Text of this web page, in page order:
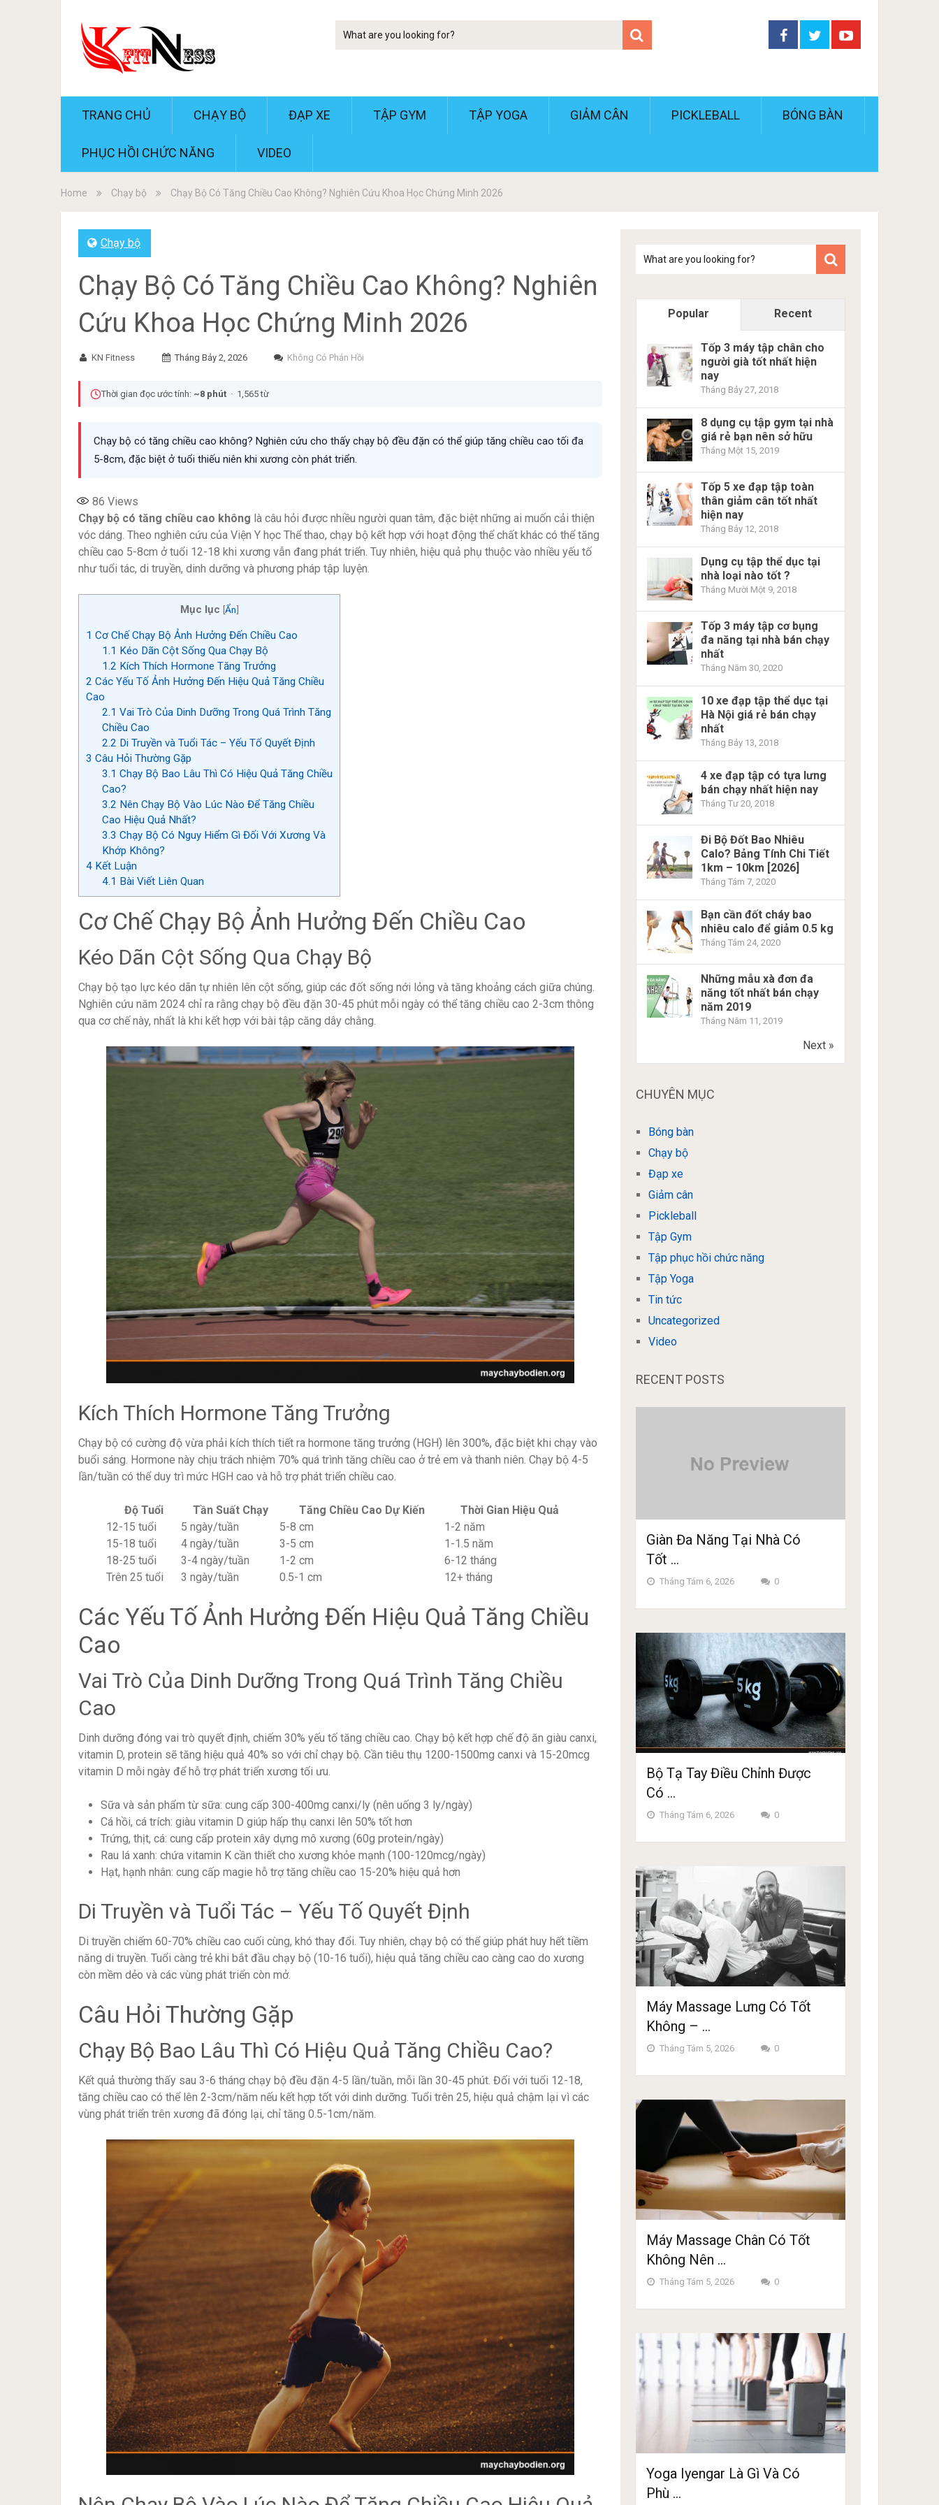
Tim
TRANG CHỦ CHẠY BỘ ĐẠP XE TẬP GYM TẬP YOGA GIẢM CÂN PICKLEBALL BÓNG BÀN
PHỤC HỒI CHỨC NĂNG VIDEO
Home Chạy bộ Chạy Bộ Có Tăng Chiều Cao Không? Nghiên Cứu Khoa Học Chứng Minh 2026
Chạy bộ
Chạy Bộ Có Tăng Chiều Cao Không? Nghiên
Cứu Khoa Học Chứng Minh 2026
KN Fitness Tháng Bảy 2, 2026 Không Có Phản Hồi
Thời gian đọc ước tính: ~8 phút · 1,565 từ
Chạy bộ có tăng chiều cao không? Nghiên cứu cho thấy chạy bộ đều đặn có thể giúp tăng chiều cao tối đa
5-8cm, đặc biệt ở tuổi thiếu niên khi xương còn phát triển.
86 Views
Chạy bộ có tăng chiều cao không là câu hỏi được nhiều người quan tâm, đặc biệt những ai muốn cải thiện
vóc dáng. Theo nghiên cứu của Viện Y học Thể thao, chạy bộ kết hợp với hoạt động thể chất khác có thể tăng
chiều cao 5-8cm ở tuổi 12-18 khi xương vẫn đang phát triển. Tuy nhiên, hiệu quả phụ thuộc vào nhiều yếu tố
như tuổi tác, di truyền, dinh dưỡng và phương pháp tập luyện.
Mục lục [Ẩn]
1 Cơ Chế Chạy Bộ Ảnh Hưởng Đến Chiều Cao
1.1 Kéo Dãn Cột Sống Qua Chạy Bộ
1.2 Kích Thích Hormone Tăng Trưởng
2 Các Yếu Tố Ảnh Hưởng Đến Hiệu Quả Tăng Chiều
Cao
2.1 Vai Trò Của Dinh Dưỡng Trong Quá Trình Tăng
Chiều Cao
2.2 Di Truyền và Tuổi Tác – Yếu Tố Quyết Định
3 Câu Hỏi Thường Gặp
3.1 Chạy Bộ Bao Lâu Thì Có Hiệu Quả Tăng Chiều
Cao?
3.2 Nên Chạy Bộ Vào Lúc Nào Để Tăng Chiều
Cao Hiệu Quả Nhất?
3.3 Chạy Bộ Có Nguy Hiểm Gì Đối Với Xương Và
Khớp Không?
4 Kết Luận
4.1 Bài Viết Liên Quan
Cơ Chế Chạy Bộ Ảnh Hưởng Đến Chiều Cao
Kéo Dãn Cột Sống Qua Chạy Bộ
Chạy bộ tạo lực kéo dãn tự nhiên lên cột sống, giúp các đốt sống nới lỏng và tăng khoảng cách giữa chúng.
Nghiên cứu năm 2024 chỉ ra rằng chạy bộ đều đặn 30-45 phút mỗi ngày có thể tăng chiều cao 2-3cm thông
qua cơ chế này, nhất là khi kết hợp với bài tập căng dây chằng.
Kích Thích Hormone Tăng Trưởng
Chạy bộ có cường độ vừa phải kích thích tiết ra hormone tăng trưởng (HGH) lên 300%, đặc biệt khi chạy vào
buổi sáng. Hormone này chịu trách nhiệm 70% quá trình tăng chiều cao ở trẻ em và thanh niên. Chạy bộ 4-5
lần/tuần có thể duy trì mức HGH cao và hỗ trợ phát triển chiều cao.
Độ Tuổi Tần Suất Chạy Tăng Chiều Cao Dự Kiến
Thời Gian Hiệu Quả
12-15 tuổi
5 ngày/tuần 5-8 cm
1-2 năm
15-18 tuổi
4 ngày/tuần 3-5 cm
1-1.5 năm
18-25 tuổi
3-4 ngày/tuần 1-2 cm
6-12 tháng
Trên 25 tuổi
3 ngày/tuần 0.5-1 cm 12+ tháng
Các Yếu Tố Ảnh Hưởng Đến Hiệu Quả Tăng Chiều
Cao
Vai Trò Của Dinh Dưỡng Trong Quá Trình Tăng Chiều
Cao
Dinh dưỡng đóng vai trò quyết định, chiếm 30% yếu tố tăng chiều cao. Chạy bộ kết hợp chế độ ăn giàu canxi,
vitamin D, protein sẽ tăng hiệu quả 40% so với chỉ chạy bộ. Cần tiêu thụ 1200-1500mg canxi và 15-20mcg
vitamin D mỗi ngày để hỗ trợ phát triển xương tối ưu.
Sữa và sản phẩm từ sữa: cung cấp 300-400mg canxi/ly (nên uống 3 ly/ngày)
Cá hồi, cá trích: giàu vitamin D giúp hấp thụ canxi lên 50% tốt hơn
Trứng, thịt, cá: cung cấp protein xây dựng mô xương (60g protein/ngày)
Rau lá xanh: chứa vitamin K cần thiết cho xương khỏe mạnh (100-120mcg/ngày)
Hạt, hạnh nhân: cung cấp magie hỗ trợ tăng chiều cao 15-20% hiệu quả hơn
Di Truyền và Tuổi Tác – Yếu Tố Quyết Định
Di truyền chiếm 60-70% chiều cao cuối cùng, khó thay đổi. Tuy nhiên, chạy bộ có thể giúp phát huy hết tiềm
năng di truyền. Tuổi càng trẻ khi bắt đầu chạy bộ (10-16 tuổi), hiệu quả tăng chiều cao càng cao do xương
còn mềm dẻo và các vùng phát triển còn mở.
Câu Hỏi Thường Gặp
Chạy Bộ Bao Lâu Thì Có Hiệu Quả Tăng Chiều Cao?
Kết quả thường thấy sau 3-6 tháng chạy bộ đều đặn 4-5 lần/tuần, mỗi lần 30-45 phút. Đối với tuổi 12-18,
tăng chiều cao có thể lên 2-3cm/năm nếu kết hợp tốt với dinh dưỡng. Tuổi trên 25, hiệu quả chậm lại vì các
vùng phát triển trên xương đã đóng lại, chỉ tăng 0.5-1cm/năm.
kiem
Popular Recent
Tốp 3 máy tập chân cho
người già tốt nhất hiện
nay
Tháng Bảy 27, 2018
8 dụng cụ tập gym tại nhà
giá rẻ bạn nên sở hữu
Tháng Một 15, 2019
Tốp 5 xe đạp tập toàn
thân giảm cân tốt nhất
hiện nay
Tháng Bảy 12, 2018
Dụng cụ tập thể dục tại
nhà loại nào tốt ?
Tháng Mười Một 9, 2018
Tốp 3 máy tập cơ bụng
đa năng tại nhà bán chạy
nhất
Tháng Năm 30, 2020
10 xe đạp tập thể dục tại
Hà Nội giá rẻ bán chạy
nhất
Tháng Bảy 13, 2018
4 xe đạp tập có tựa lưng
bán chạy nhất hiện nay
Tháng Tư 20, 2018
Đi Bộ Đốt Bao Nhiêu
Calo? Bảng Tính Chi Tiết
1km – 10km [2026]
Tháng Tám 7, 2020
Bạn cần đốt cháy bao
nhiêu calo để giảm 0.5 kg
Tháng Tám 24, 2020
Những mẫu xà đơn đa
năng tốt nhất bán chạy
năm 2019
Tháng Năm 11, 2019
Next »
CHUYÊN MỤC
Bóng bàn
Chạy bộ
Đạp xe
Giảm cân
Pickleball
Tập Gym
Tập phục hồi chức năng
Tập Yoga
Tin tức
Uncategorized
Video
RECENT POSTS
Giàn Đa Năng Tại Nhà Có
Tốt …
Tháng Tám 6, 2026 0
Bộ Tạ Tay Điều Chỉnh Được
Có …
Tháng Tám 6, 2026 0
Máy Massage Lưng Có Tốt
Không – …
Tháng Tám 5, 2026 0
Máy Massage Chân Có Tốt
Không Nên …
Tháng Tám 5, 2026 0
Yoga Iyengar Là Gì Và Có
Phù …